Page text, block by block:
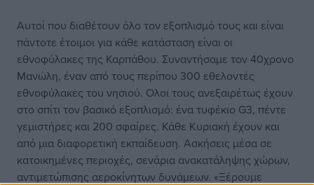
Αυτοί που διαθέτουν όλο τον εξοπλισμό τους και είναι
πάντοτε έτοιμοι για κάθε κατάσταση είναι οι
εθνοφύλακες της Καρπάθου. Συναντήσαμε τον 40χρονο
Μανώλη, έναν από τους περίπου 300 εθελοντές
εθνοφύλακες του νησιού. Ολοι τους ανεξαιρέτως έχουν
στο σπίτι τον βασικό εξοπλισμό: ένα τυφέκιο G3, πέντε
γεμιστήρες και 200 σφαίρες. Κάθε Κυριακή έχουν και
από μια διαφορετική εκπαίδευση. Ασκήσεις μέσα σε
κατοικημένες περιοχές, σενάρια ανακατάληψης χώρων,
αντιμετώπισης αεροκίνητων δυνάμεων. «Ξέρουμε